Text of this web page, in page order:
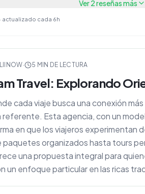
Ver2reseñas más
actualizado cada 6h
· 5 MIN DE LECTURA
Travel: Explorando
cada viaje busca una conexión
referente. Esta agencia, con un
en que los viajeros experimentan
paquetes organizados hasta tours
una propuesta integral para
un enfoque particular en las ricas